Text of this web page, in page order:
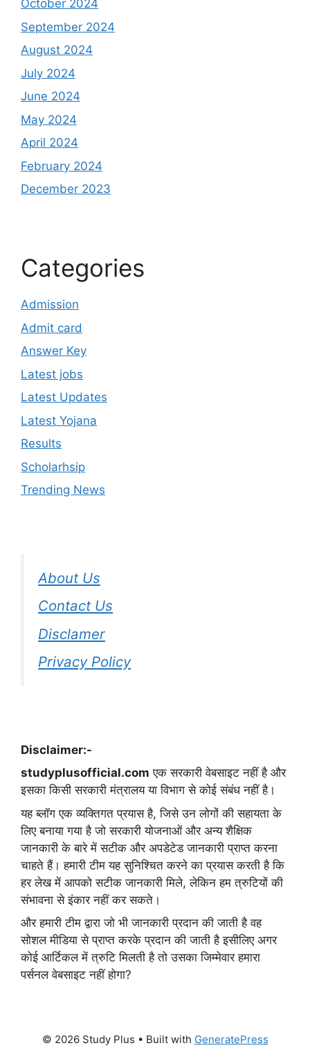
October 2024
September 2024
August 2024
July 2024
June 2024
May 2024
April 2024
February 2024
December 2023
Categories
Admission
Admit card
Answer Key
Latest jobs
Latest Updates
Latest Yojana
Results
Scholarhsip
Trending News
About Us
Contact Us
Disclamer
Privacy Policy
Disclaimer:-
studyplusofficial.com एक सरकारी वेबसाइट नहीं है और
इसका किसी सरकारी मंत्रालय या विभाग से कोई संबंध नहीं है।
यह ब्लॉग एक व्यक्तिगत प्रयास है, जिसे उन लोगों की सहायता के
लिए बनाया गया है जो सरकारी योजनाओं और अन्य शैक्षिक
जानकारी के बारे में सटीक और अपडेटेड जानकारी प्राप्त करना
चाहते हैं। हमारी टीम यह सुनिश्चित करने का प्रयास करती है कि
हर लेख में आपको सटीक जानकारी मिले, लेकिन हम त्रुटियों की
संभावना से इंकार नहीं कर सकते।
और हमारी टीम द्वारा जो भी जानकारी प्रदान की जाती है वह
सोशल मीडिया से प्राप्त करके प्रदान की जाती है इसीलिए अगर
कोई आर्टिकल में त्रुटि मिलती है तो उसका जिम्मेवार हमारा
पर्सनल वेबसाइट नहीं होगा?
© 2026 Study Plus • Built with GeneratePress